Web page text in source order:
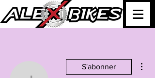
S'abonner